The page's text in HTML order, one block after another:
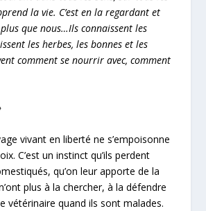
la vie. C’est en la regardant et
que nous…Ils connaissent les
les herbes, les bonnes et les
comment se nourrir avec, comment
vivant en liberté ne s’empoisonne
C’est un instinct qu’ils perdent
qu’on leur apporte de la
plus à la chercher, à la défendre
vétérinaire quand ils sont malades.